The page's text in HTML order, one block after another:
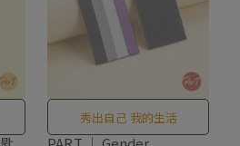
秀出自己 我的生活